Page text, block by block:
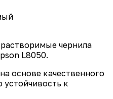
чернила
L8050.
основе качественного
к